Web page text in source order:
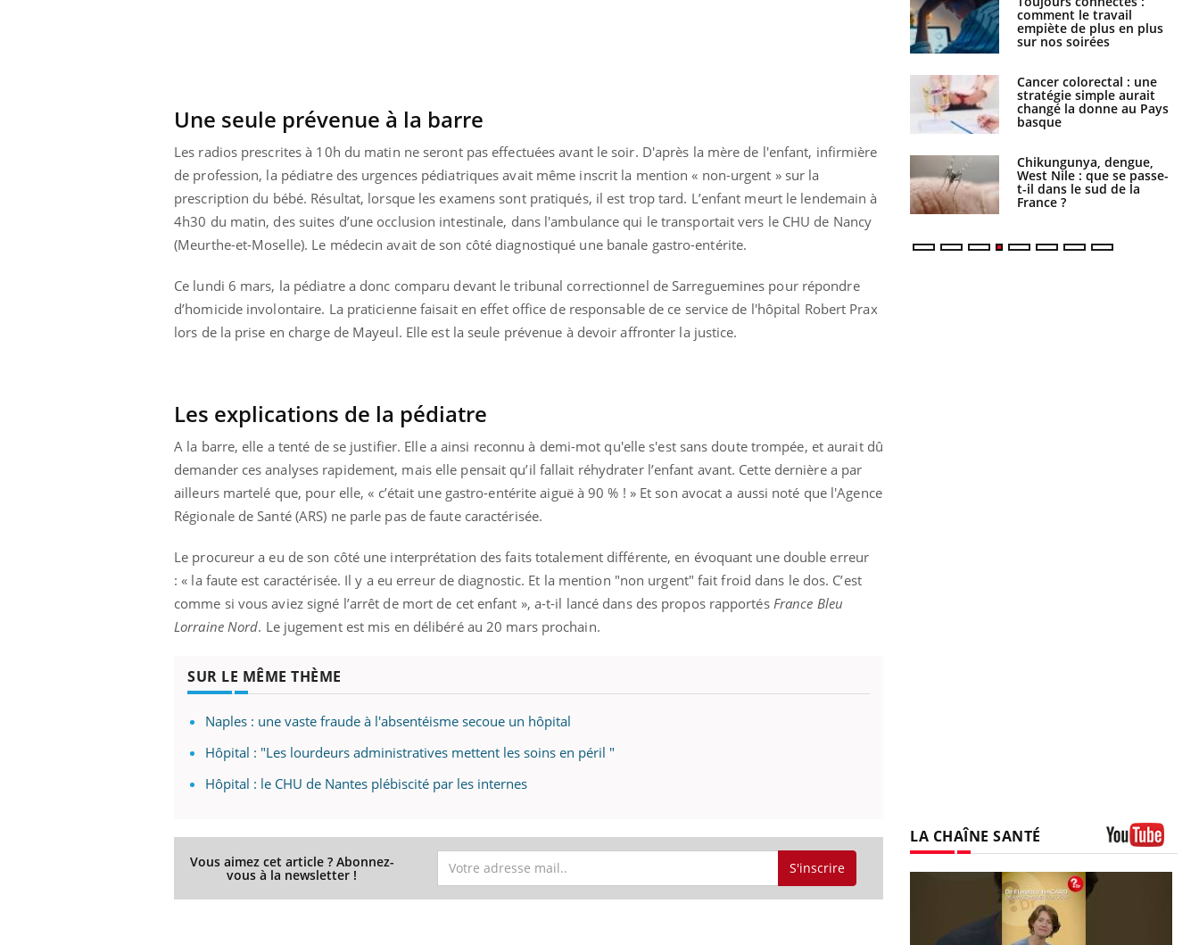
Une seule prévenue à la barre
Les radios prescrites à 10h du matin ne seront pas effectuées avant le soir. D'après la mère de l'enfant, infirmière
de profession, la pédiatre des urgences pédiatriques avait même inscrit la mention « non-urgent » sur la
prescription du bébé. Résultat, lorsque les examens sont pratiqués, il est trop tard. L’enfant meurt le lendemain à
4h30 du matin, des suites d’une occlusion intestinale, dans l'ambulance qui le transportait vers le CHU de Nancy
(Meurthe-et-Moselle). Le médecin avait de son côté diagnostiqué une banale gastro-entérite.
Ce lundi 6 mars, la pédiatre a donc comparu devant le tribunal correctionnel de Sarreguemines pour répondre
d’homicide involontaire. La praticienne faisait en effet office de responsable de ce service de l'hôpital Robert Prax
lors de la prise en charge de Mayeul. Elle est la seule prévenue à devoir affronter la justice.
Les explications de la pédiatre
A la barre, elle a tenté de se justifier. Elle a ainsi reconnu à demi-mot qu'elle s'est sans doute trompée, et aurait dû
demander ces analyses rapidement, mais elle pensait qu’il fallait réhydrater l’enfant avant. Cette dernière a par
ailleurs martelé que, pour elle, « c’était une gastro-entérite aiguë à 90 % ! » Et son avocat a aussi noté que l'Agence
Régionale de Santé (ARS) ne parle pas de faute caractérisée.
Le procureur a eu de son côté une interprétation des faits totalement différente, en évoquant une double erreur
: « la faute est caractérisée. Il y a eu erreur de diagnostic. Et la mention "non urgent" fait froid dans le dos. C’est
comme si vous aviez signé l’arrêt de mort de cet enfant », a-t-il lancé dans des propos rapportésFrance Bleu
Lorraine Nord. Le jugement est mis en délibéré au 20 mars prochain.
SUR LE MÊME THÈME
Naples : une vaste fraude à l'absentéisme secoue un hôpital
Hôpital : "Les lourdeurs administratives mettent les soins en péril "
Hôpital : le CHU de Nantes plébiscité par les internes
Vous aimez cet article ? Abonnez-
vous à la newsletter ! S'inscrire
très empathique ?
Bébés, jeunes enfants :
quelle trousse à
pharmacie pour les
vacances ?
Hantavirus : un cas
détecté chez un touriste
Comment oublier les
écrans en vacances ?
comment le travail
empiète de plus en plus
sur nos soirées
Cancer colorectal : une
stratégie simple aurait
changé la donne au Pays
basque
Chikungunya, dengue,
West Nile : que se passe-
t-il dans le sud de la
France ?
LA CHAÎNE SANTÉ